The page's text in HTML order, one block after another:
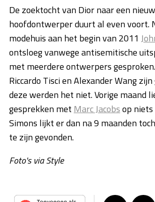
De zoektocht van Dior naar een
hoofdontwerper duurt al even voort.
modehuis aan het begin van 2011
ontsloeg vanwege antisemitische
met meerdere ontwerpers
Riccardo Tisci en Alexander Wang
deze werden het niet. Vorige maand
gesprekken met Marc Jacobsop
Simons lijkt er dan na 9 maanden
te zijn gevonden.
Foto's via Style